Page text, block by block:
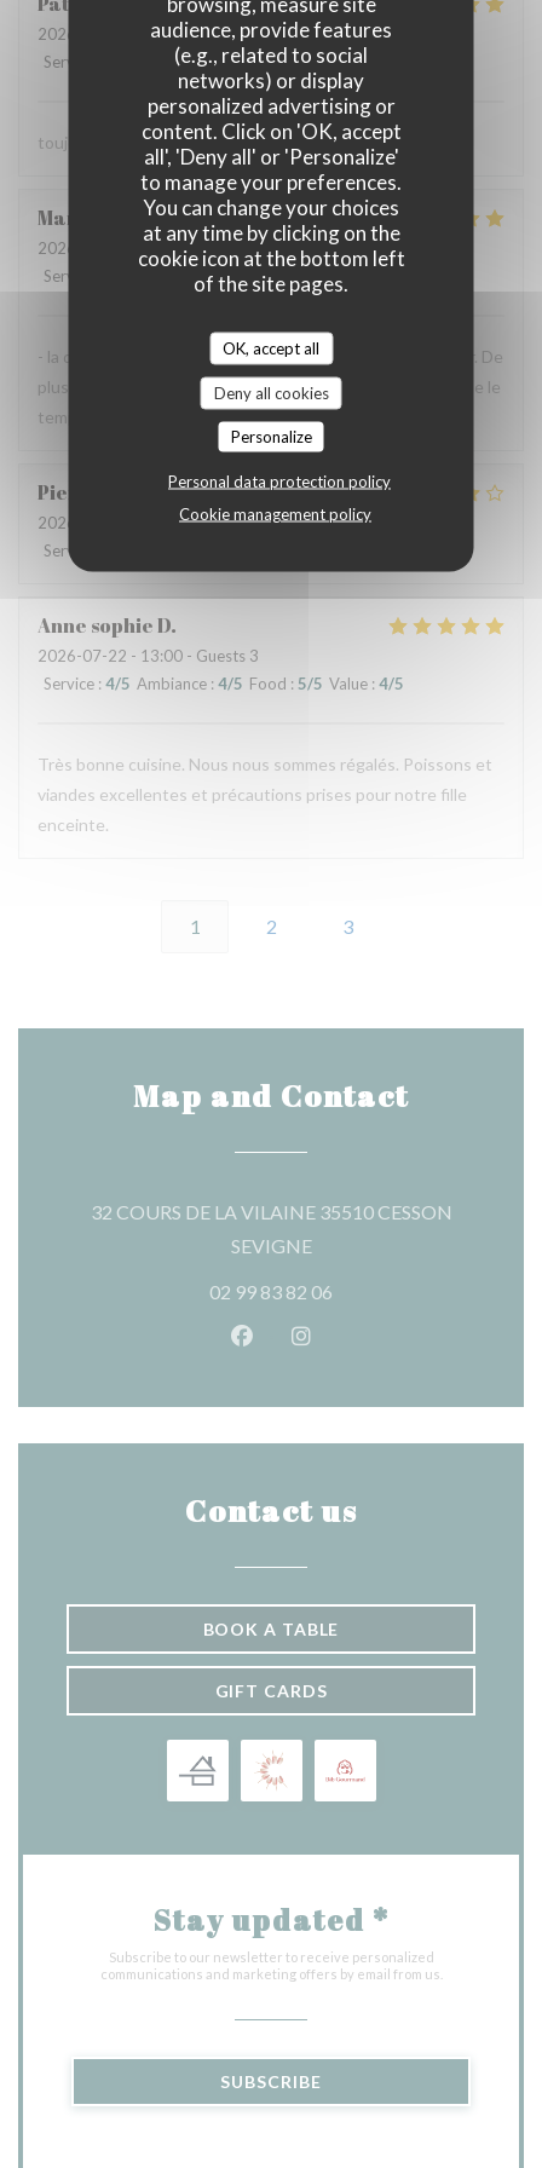
audience, provide features
(e.g., related to social
networks) or display
personalized advertising or
content. Click on 'OK, accept
all', 'Deny all' or 'Personalize'
to manage your preferences.
You can change your choices
at any time by clicking on the
cookie icon at the bottom left
of the site pages.
OK, accept all
Deny all cookies
Personalize
Personal data protection policy
Cookie management policy
2026-07-23
- 13:30 - Guests 2
Service
Ambiance: 5 /5 Food 5/5 Value
toujours parfait comme d'habitude
Maryvonne M
2026-07-23
- 12:30 - Guests 2
Service
: 4 /5 Food
- la qualité de l'accueil et de la cuisine sont à recommander. De
plus, la terrasse près de la Vilaine est très agréable, lorsque le
temps s'y prête comme aujourd'hui.
Pierre-OlivierP
2026-07-14
- 13:00 - Guests 2
Service
Anne sophieD
2026-07-22 - 13:00 - Guests 3
Service : 4/5 Ambiance : 4/5 Food : 5/5 Value : 4/5
Très bonne cuisine. Nous nous sommes régalés. Poissons et
viandes excellentes et précautions prises pour notre fille
enceinte.
1 2 3
Map and Contact
32 COURS DE LA VILAINE 35510 CESSON
SEVIGNE((opens in a new window))
02 99 83 82 06
Facebook ((opens in a new
Instagram ((opens in a
Contact us
BOOK A TABLE
GIFT CARDS
Stay updated *
Subscribe to our newsletter to receive personalized
communications and marketing offers by email from us.
SUBSCRIBE